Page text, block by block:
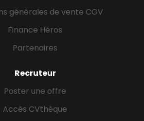
générales de vente CGV
Finance Héros
Partenaires
Recruteur
Poster une offre
Accès CVthèque